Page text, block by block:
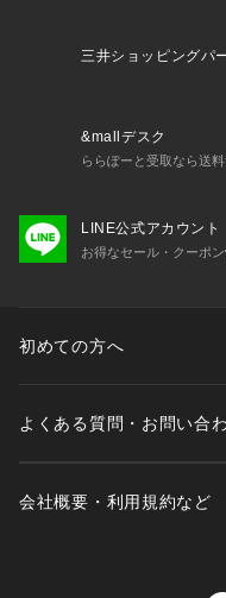
※商品の色味の目安は、
お気に入り登録商品は、
状況の確認が可能です。
三井ショッピングパ
&mallデスク
ららぽーと受取なら送
LINE公式アカウント
お得なセール・クーポ
初めての方へ
よくある質問・お問い合
会社概要・利用規約など